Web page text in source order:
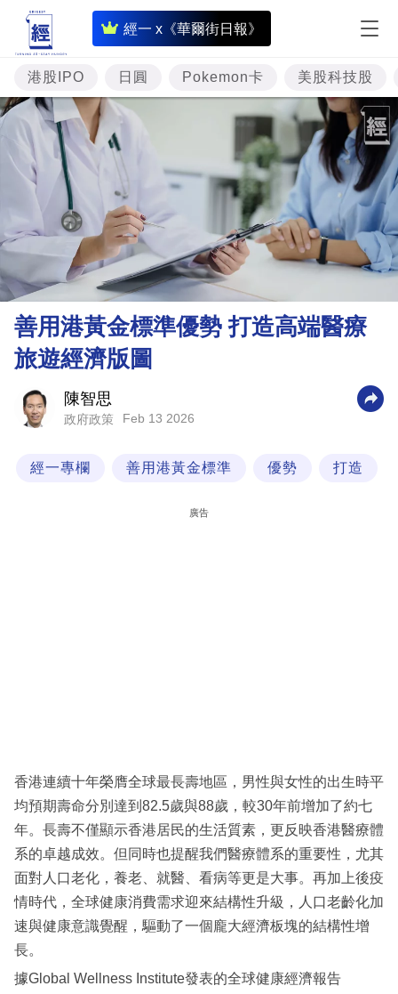
經一 x《華爾街日報》
即
時
財
經
專
題
投
資
樓
理
財
商
科
區
港股IPO 日圓 Pokemon卡 美股科技股
善用港黃金標準優勢 打造高端醫療
旅遊經濟版圖
陳智思
政府政策 Feb 13 2026
經一專欄 善用港黃金標準 優勢 打造
廣告
香港連續十年榮膺全球最長壽地區，男性與女性的出生時平
均預期壽命分別達到82.5歲與88歲，較30年前增加了約七
年。長壽不僅顯示香港居民的生活質素，更反映香港醫療體
系的卓越成效。但同時也提醒我們醫療體系的重要性，尤其
面對人口老化，養老、就醫、看病等更是大事。再加上後疫
情時代，全球健康消費需求迎來結構性升級，人口老齡化加
速與健康意識覺醒，驅動了一個龐大經濟板塊的結構性增
長。
據Global Wellness Institute發表的全球健康經濟報告